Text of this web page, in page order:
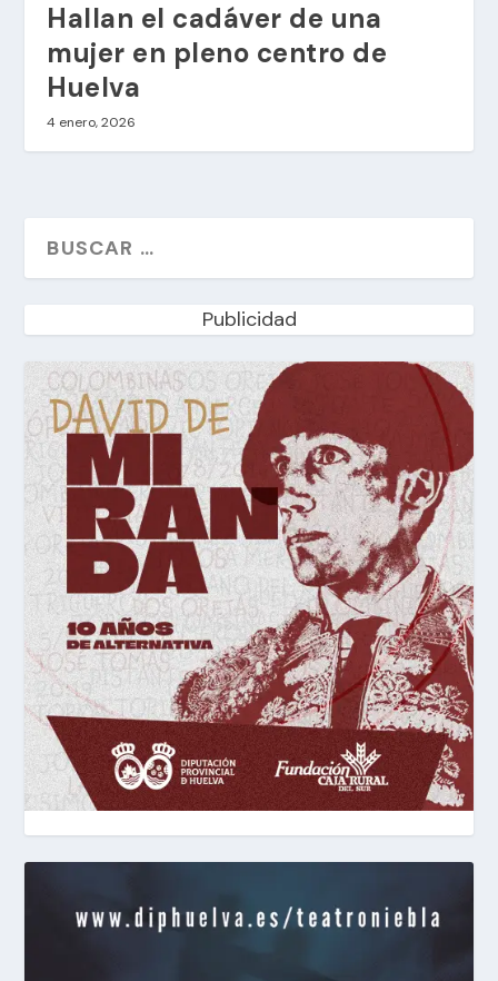
Hallan el cadáver de una
mujer en pleno centro de
Huelva
4 enero, 2026
Publicidad